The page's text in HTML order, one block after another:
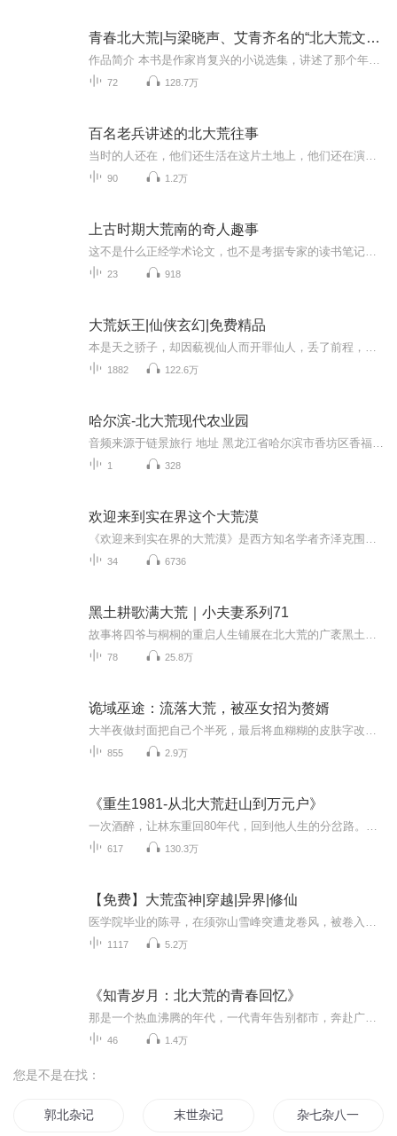
青春北大荒|与梁晓声、艾青齐名的“北大荒文学”代表作家肖复兴作品
72 128.7万
百名老兵讲述的北大荒往事
90 1.2万
上古时期大荒南的奇人趣事
23 918
大荒妖王|仙侠玄幻|免费精品
1882 122.6万
哈尔滨-北大荒现代农业园
1 328
欢迎来到实在界这个大荒漠
34 6736
黑土耕歌满大荒｜小夫妻系列71
78 25.8万
诡域巫途：流落大荒，被巫女招为赘婿
855 2.9万
《重生1981-从北大荒赶山到万元户》
617 130.3万
【免费】大荒蛮神|穿越|异界|修仙
1117 5.2万
《知青岁月：北大荒的青春回忆》
46 1.4万
您是不是在找：
郭北杂记 末世杂记 杂七杂八一本书